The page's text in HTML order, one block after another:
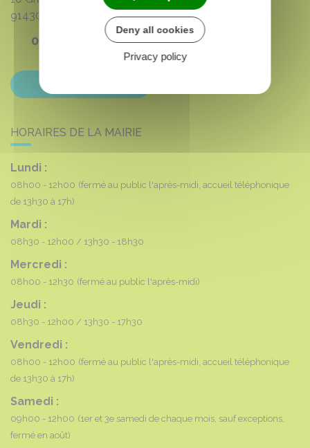
91430
VAUHALLAN
01 69 35 53 00
HORAIRES DE LA MAIRIE
Lundi :
08h00 - 12h00 (fermé au public l'après-midi, accueil téléphonique
de 13h30 à 17h)
Mardi :
08h30 - 12h00 13h30 - 18h30
Mercredi :
08h00 - 12h30 (fermé au public l'après-midi)
Jeudi :
08h30 - 12h00 13h30 - 17h30
Vendredi :
08h00 - 12h00 (fermé au public l'après-midi, accueil téléphonique
de 13h30 à 17h)
Samedi :
09h00 - 12h00 (1er et 3e samedi de chaque mois, sauf exceptions,
fermé en août)
Deny all cookies
Privacy policy